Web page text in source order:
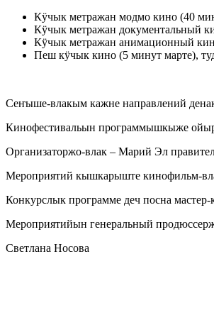
Кӱчык метражан модмо кино (40
Кӱчык метражан документальный
Кӱчык метражан анимационный
Пеш кӱчык кино (5 минут марте),
Сеҥыше-влакым кажне направлений
Кинофестивальын программышкыже
Организаторжо-влак – Марий Эл
Мероприятий кышкарыште кинофильм-
Конкурслык программе деч посна
Мероприятийын генеральный
Светлана Носова